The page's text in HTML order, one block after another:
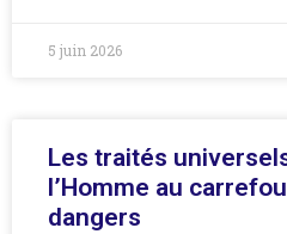
5 juin 2026
Les traités
l’Homme au
dangers